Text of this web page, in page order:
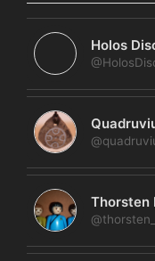
Holos
Thorsten